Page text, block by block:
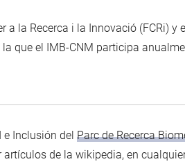
la Recerca i la Innovació (FCRi) y
la que el IMB-CNM participa
e Inclusión del Parc de Recerca
artículos de la wikipedia, en